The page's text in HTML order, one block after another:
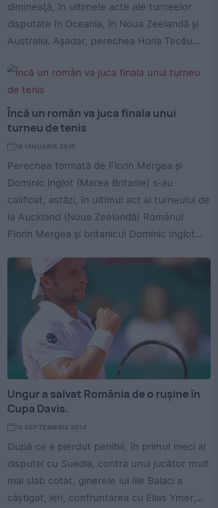
dimineaţă, în ultimele acte ale turneelor
disputate în Oceania, în Noua Zeelandă și
Australia. Aşadar, perechea Horia Tecău...
Încă un român va juca finala unui
turneu de tenis
16 IANUARIE 2015
Perechea formată de Florin Mergea și
Dominic Inglot (Marea Britanie) s-au
calificat, astăzi, în ultimul act al turneului de
la Auckland (Noua Zeelandă) Românul
Florin Mergea și britanicul Dominic Inglot...
Ungur a salvat România de o rușine în
Cupa Davis.
15 SEPTEMBRIE 2014
După ce a pierdut penibil, în primul meci al
disputei cu Suedia, contra unui jucător mult
mai slab cotat, ginerele lui Ilie Balaci a
câștigat, ieri, confruntarea cu Elias Ymer,...